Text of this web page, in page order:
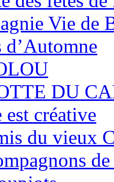
Vie de
d’Automne
DU
créative
du vieux